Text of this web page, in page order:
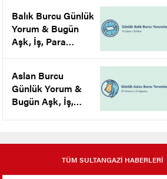
Balık Burcu Günlük
Yorum & Bugün
Aşk, İş, Para
Aslan Burcu
Günlük Yorum &
Bugün Aşk, İş,
TÜM SULTANGAZİ HABERLERİ